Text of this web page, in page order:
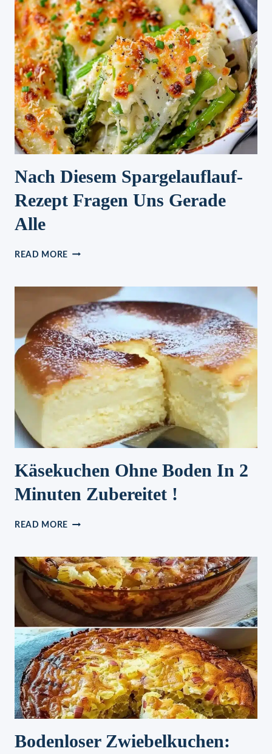
Nach Diesem Spargelauflauf-
Rezept Fragen Uns Gerade
Alle
READ MORE NACH
REZEPT
FRAGEN
UNS
GERADE
ALLE
Käsekuchen Ohne Boden In 2
Minuten Zubereitet !
READ MORE KÄSEKUCHEN
IN
2
MINUTEN
ZUBEREITET
!
Bodenloser Zwiebelkuchen: